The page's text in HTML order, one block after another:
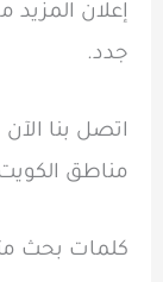
إعلان
جدد.
اتصل بنا
مناطق الكويت
كلمات بحث